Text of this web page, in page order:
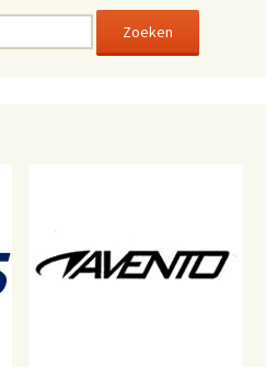
Zoeken